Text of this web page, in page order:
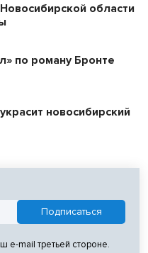
области
по роману Бронте
новосибирский
e-mail третьей стороне.